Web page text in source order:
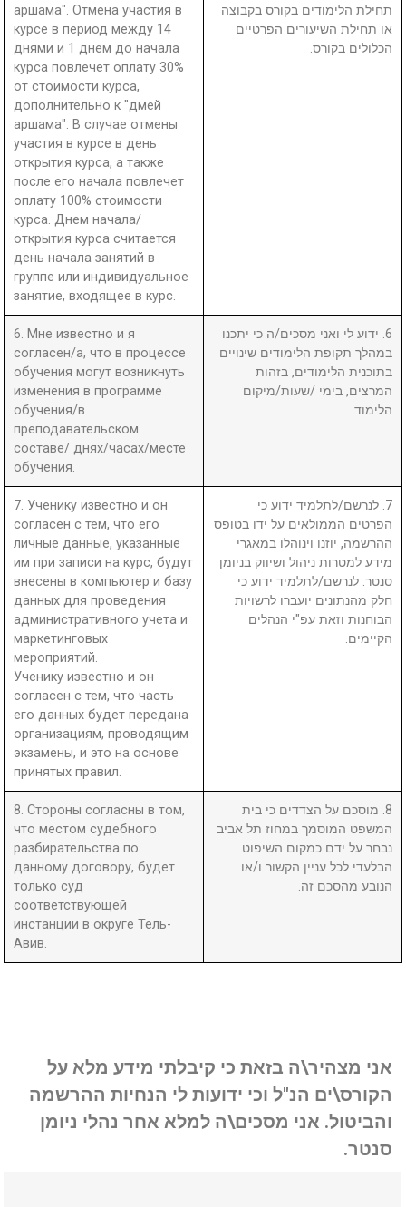
аршама". Отмена участия в
курсе в период между 14
днями и 1 днем до начала
курса повлечет оплату 30%
от стоимости курса,
дополнительно к "дмей
аршама". В случае отмены
участия в курсе в день
открытия курса, а также
после его начала повлечет
оплату 100% стоимости
курса. Днем начала/
открытия курса считается
день начала занятий в
группе или индивидуальное
занятие, входящее в курс.
תחילת הלימודים בקורס בקבוצה
או תחילת השיעורים הפרטיים
הכלולים בקורס.
6. Мне известно и я
согласен/а, что в процессе
обучения могут возникнуть
изменения в программе
обучения/в
преподавательском
составе/ днях/часах/месте
обучения.
6. ידוע לי ואני מסכים/ה כי יתכנו
במהלך תקופת הלימודים שינויים
בתוכנית הלימודים, בזהות
המרצים, בימי /שעות/מיקום
הלימוד.
7. Ученику известно и он
согласен с тем, что его
личные данные, указанные
им при записи на курс, будут
внесены в компьютер и базу
данных для проведения
административного учета и
маркетинговых
мероприятий.
Ученику известно и он
согласен с тем, что часть
его данных будет передана
организациям, проводящим
экзамены, и это на основе
принятых правил.
7. לנרשם/לתלמיד ידוע כי
הפרטים הממולאים על ידו בטופס
ההרשמה, יוזנו וינוהלו במאגרי
מידע למטרות ניהול ושיווק בניומן
סנטר. לנרשם/לתלמיד ידוע כי
חלק מהנתונים יועברו לרשויות
הבוחנות וזאת עפ"י הנהלים
הקיימים.
8. Стороны согласны в том,
что местом судебного
разбирательства по
данному договору, будет
только суд
соответствующей
инстанции в округе Тель-
Авив.
8. מוסכם על הצדדים כי בית
המשפט המוסמך במחוז תל אביב
נבחר על ידם כמקום השיפוט
הבלעדי לכל עניין הקשור ו/או
הנובע מהסכם זה.
אני מצהיר\ה בזאת כי קיבלתי מידע מלא על
הקורס\ים הנ"ל וכי ידועות לי הנחיות ההרשמה
והביטול. אני מסכים\ה למלא אחר נהלי ניומן
סנטר.